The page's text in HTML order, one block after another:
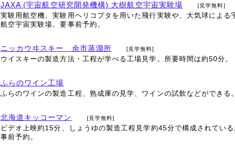
JAXA (宇宙航空研究開発機構) 大樹航空宇宙実験場 [見学無料]
実験用航空機、実験用ヘリコプタを用いた飛行実験や、大気球による
航空宇宙実験場。要事前予約。
ニッカウヰスキー 余市蒸溜所 [見学無料]
ウイスキーの製造方法・工程が学べる工場見学。所要時間は約50分。
ふらのワイン工場
ふらのワインの製造工程、熟成庫の見学、ワインの試飲などができる。
北海道キッコーマン [見学無料]
ビデオ上映約15分、しょうゆの製造工程見学約45分で構成されてい
事前予約。